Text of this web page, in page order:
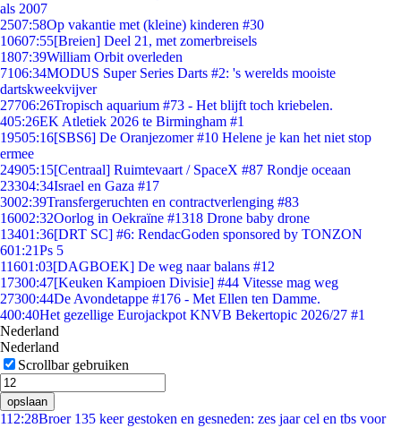
als 2007
2507:58Op vakantie met (kleine) kinderen #30
10607:55[Breien] Deel 21, met zomerbreisels
1807:39William Orbit overleden
7106:34MODUS Super Series Darts #2: 's werelds mooiste
dartskweekvijver
27706:26Tropisch aquarium #73 - Het blijft toch kriebelen.
405:26EK Atletiek 2026 te Birmingham #1
19505:16[SBS6] De Oranjezomer #10 Helene je kan het niet stop
ermee
24905:15[Centraal] Ruimtevaart / SpaceX #87 Rondje oceaan
23304:34Israel en Gaza #17
3002:39Transfergeruchten en contractverlenging #83
16002:32Oorlog in Oekraïne #1318 Drone baby drone
13401:36[DRT SC] #6: RendacGoden sponsored by TONZON
601:21Ps 5
11601:03[DAGBOEK] De weg naar balans #12
17300:47[Keuken Kampioen Divisie] #44 Vitesse mag weg
27300:44De Avondetappe #176 - Met Ellen ten Damme.
400:40Het gezellige Eurojackpot KNVB Bekertopic 2026/27 #1
Nederland
Nederland
Scrollbar gebruiken
opslaan
112:28Broer 135 keer gestoken en gesneden: zes jaar cel en tbs voor